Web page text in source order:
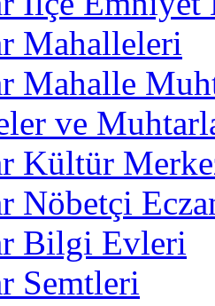
Mahalleleri
Mahalle
ve
Kültür
Nöbetçi
Bilgi Evleri
Semtleri